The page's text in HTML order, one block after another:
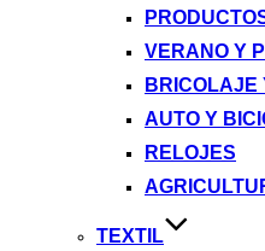
VERANO Y
BRICOLAJE
AUTO Y
RELOJES
TEXTIL